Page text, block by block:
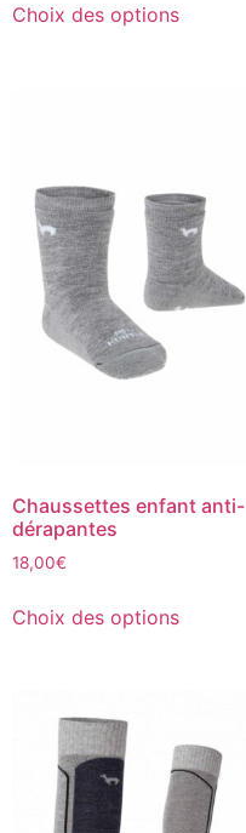
Choix des options
Chaussettes enfant anti-
dérapantes
18,00€
Choix des options